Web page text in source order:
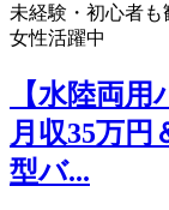
未経験・初心者も
女性活躍中
【水陸両
月収35万
型バ...